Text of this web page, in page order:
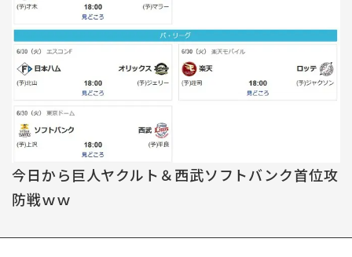
今日から巨人ヤクルト＆西武ソフトバンク首位攻
防戦ｗｗ